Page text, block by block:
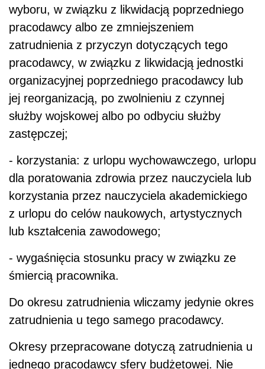
wyboru, w związku z likwidacją poprzedniego
pracodawcy albo ze zmniejszeniem
zatrudnienia z przyczyn dotyczących tego
pracodawcy, w związku z likwidacją jednostki
organizacyjnej poprzedniego pracodawcy lub
jej reorganizacją, po zwolnieniu z czynnej
służby wojskowej albo po odbyciu służby
zastępczej;
- korzystania: z urlopu wychowawczego, urlopu
dla poratowania zdrowia przez nauczyciela lub
korzystania przez nauczyciela akademickiego
z urlopu do celów naukowych, artystycznych
lub kształcenia zawodowego;
- wygaśnięcia stosunku pracy w związku ze
śmiercią pracownika.
Do okresu zatrudnienia wliczamy jedynie okres
zatrudnienia u tego samego pracodawcy.
Okresy przepracowane dotyczą zatrudnienia u
jednego pracodawcy sfery budżetowej. Nie